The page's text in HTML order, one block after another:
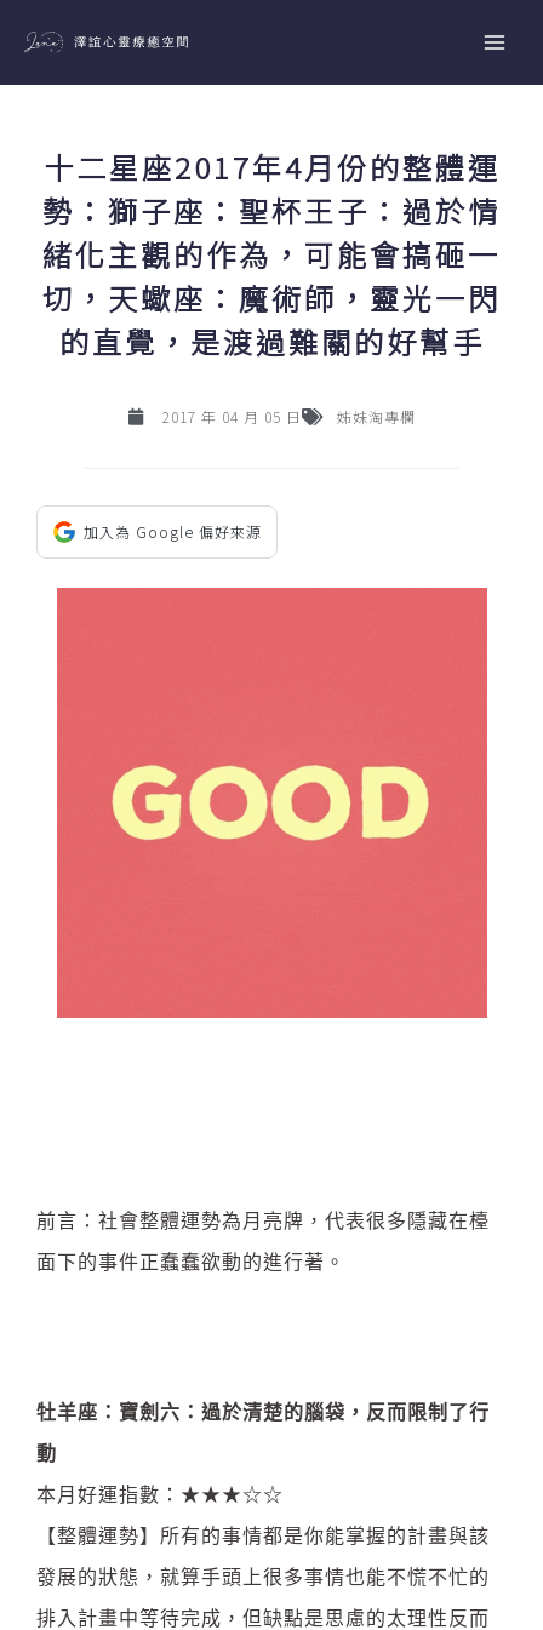
主
十二星座2017年4月份的整體運
勢：獅子座：聖杯王子：過於情
緒化主觀的作為，可能會搞砸一
切，天蠍座：魔術師，靈光一閃
的直覺，是渡過難關的好幫手
2017 年 04 月 05 日 姊妹淘專欄
加入為 Google 偏好來源
前言：社會整體運勢為月亮牌，代表很多隱藏在檯
面下的事件正蠢蠢欲動的進行著。
牡羊座：寶劍六：過於清楚的腦袋，反而限制了行
動
本月好運指數：★★★☆☆
【整體運勢】所有的事情都是你能掌握的計畫與該
發展的狀態，就算手頭上很多事情也能不慌不忙的
排入計畫中等待完成，但缺點是思慮的太理性反而